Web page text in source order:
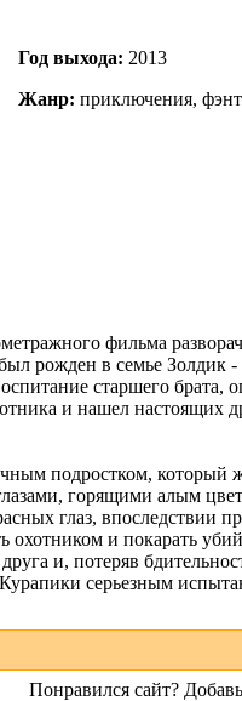
Год выхода: 2013
Жанр: приключения,
фильма
рожден в семье Золдик
старшего
и нашел настоящих
подростком, который
горящими алым
глаз, впоследствии
охотником и покарать
и, потеряв
серьезным
Понравился сайт? Добавь